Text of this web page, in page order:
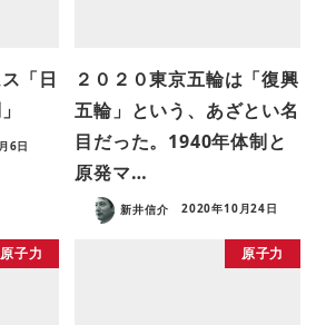
「日
6日
２０２０東京五輪は「復興
五輪」という、あざとい名
目だった。1940年体制と
原発マ…
新井信介 2020年10月24日
原子力 原子力